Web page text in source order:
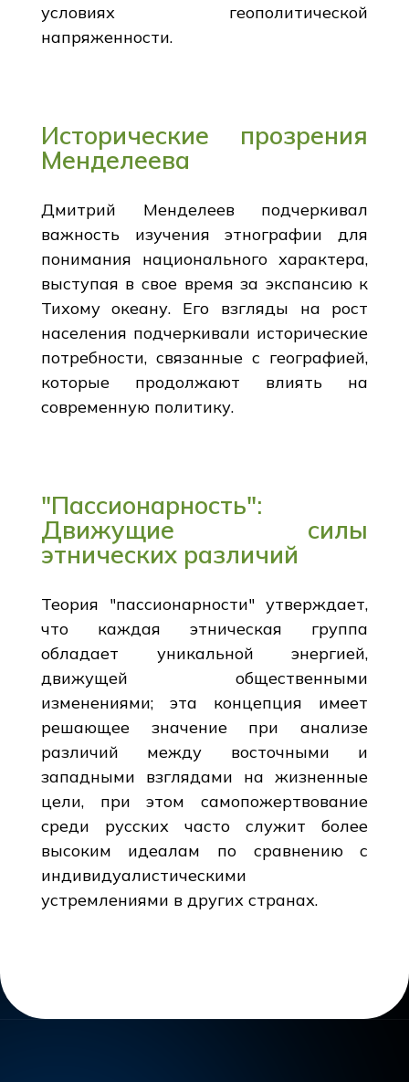
условиях геополитической
напряженности.
Исторические прозрения
Менделеева
Дмитрий Менделеев подчеркивал
важность изучения этнографии для
понимания национального характера,
выступая в свое время за экспансию к
Тихому океану. Его взгляды на рост
населения подчеркивали исторические
потребности, связанные с географией,
которые продолжают влиять на
современную политику.
"Пассионарность":
Движущие силы
этнических различий
Теория "пассионарности" утверждает,
что каждая этническая группа
обладает уникальной энергией,
движущей общественными
изменениями; эта концепция имеет
решающее значение при анализе
различий между восточными и
западными взглядами на жизненные
цели, при этом самопожертвование
среди русских часто служит более
высоким идеалам по сравнению с
индивидуалистическими
устремлениями в других странах.